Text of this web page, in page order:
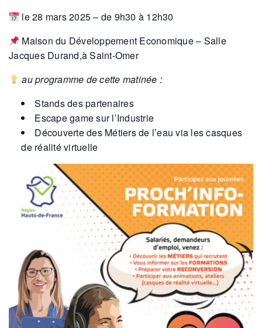
le 28 mars 2025 – de 9h30 à 12h30
Maison du Développement Economique – Salle
Jacques Durand,à Saint-Omer
au programme de cette matinée :
Stands des partenaires
Escape game sur l’Industrie
Découverte des Métiers de l’eau via les casques
de réalité virtuelle